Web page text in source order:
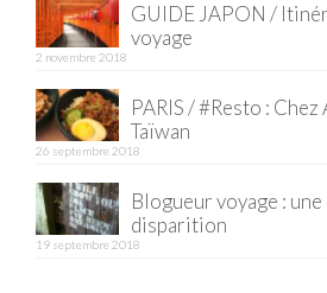
Poitou
Savoie
Allemagne
GUIDE JAPON /
voyage
2 novembre 2018
PARIS / #Resto :
Taïwan
26 septembre 2018
Blogueur voyage :
disparition
19 septembre 2018